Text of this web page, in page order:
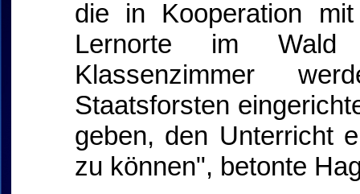
die in Kooperation
Lernorte im Wald
Klassenzimmer
Staatsforsten
geben, den Unterricht
zu können", betonte